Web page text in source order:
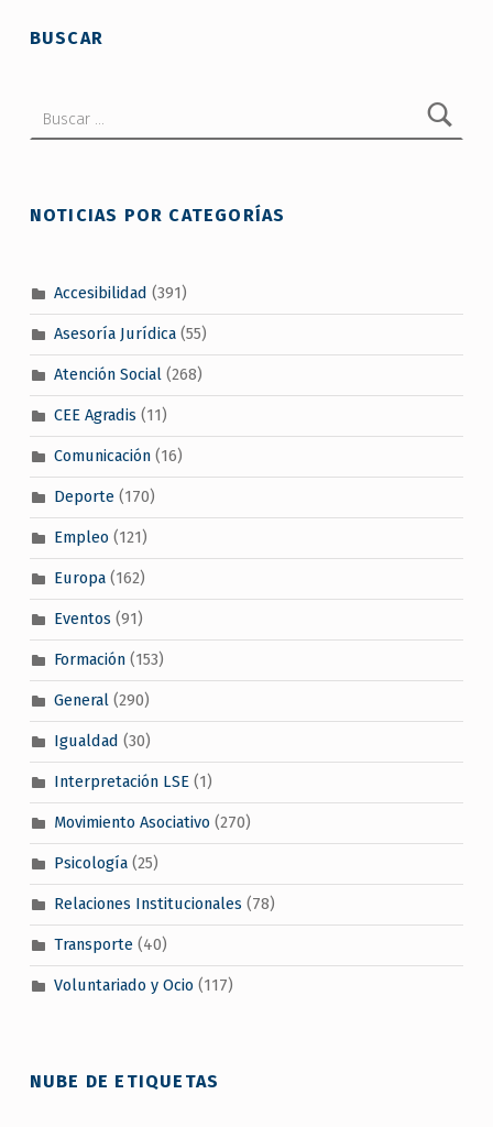
BUSCAR
NOTICIAS POR CATEGORÍAS
Accesibilidad (391)
Asesoría Jurídica(55)
Atención Social(268)
CEE Agradis (11)
Comunicación(16)
Deporte(170)
Empleo (121)
Europa(162)
Eventos (91)
Formación(153)
General(290)
Igualdad (30)
Interpretación LSE(1)
Movimiento Asociativo (270)
Psicología(25)
Relaciones Institucionales (78)
Transporte(40)
Voluntariado y Ocio (117)
NUBE DE ETIQUETAS